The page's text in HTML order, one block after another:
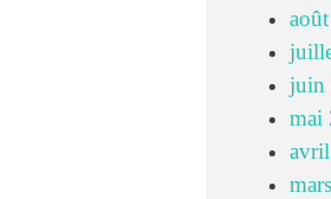
juin
mai